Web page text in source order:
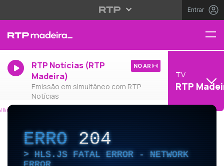
Entrar
RTP Notícias (RTP
Madeira)
Emissão em simultâneo com RTP
Notícias
NO AR
TV
RTP
ERRO204
HLS.JS FATAL ERROR - NETWORK